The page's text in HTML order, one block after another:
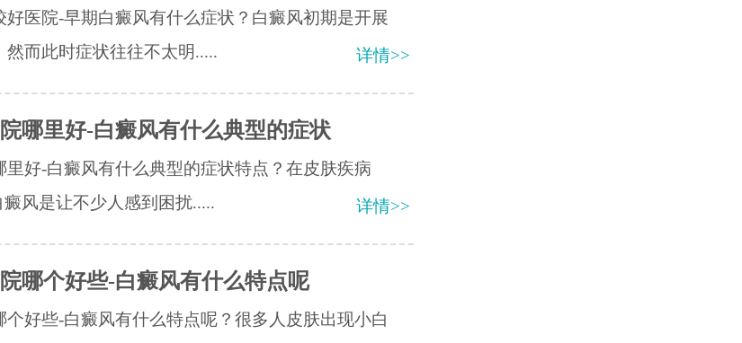
好医院-早期白癜风有什么症状？白癜风初期是开展
然而此时症状往往不太明.....
详情>>
哪里好-白癜风有什么典型的症状
里好-白癜风有什么典型的症状特点？在皮肤疾病
癜风是让不少人感到困扰.....
详情>>
哪个好些-白癜风有什么特点呢
个好些-白癜风有什么特点呢？很多人皮肤出现小白